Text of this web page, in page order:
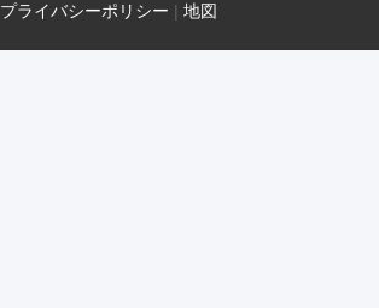
プライバシーポリシー | 地図